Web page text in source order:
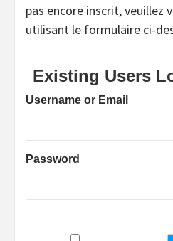
pas encore inscrit, veuillez
utilisant le formulaire ci-
Existing Users
Username or Email
Password